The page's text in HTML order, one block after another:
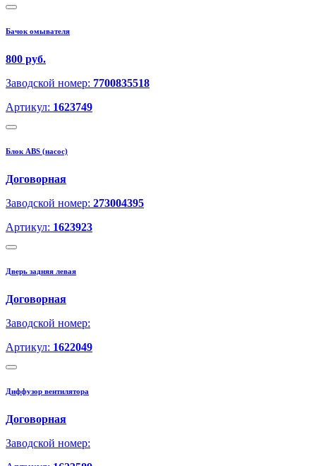
Бачок омывателя
800 руб.
Заводской номер: 7700835518
Артикул: 1623749
Блок ABS (насос)
Договорная
Заводской номер: 273004395
Артикул: 1623923
Дверь задняя левая
Договорная
Заводской номер:
Артикул: 1622049
Диффузор вентилятора
Договорная
Заводской номер: